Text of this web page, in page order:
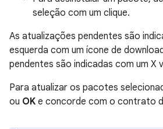
seleção com um clique.
As atualizações pendentes são
esquerda com um ícone de
pendentes são indicadas com um X
Para atualizar os pacotes
ou OK e concorde com o contrato